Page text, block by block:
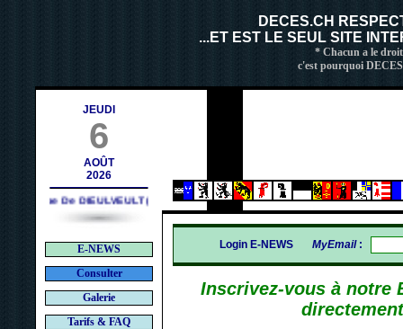
DECES.CH
...ET EST LE SEUL SITE
* Chacun a le
c'est pourquoi
JEUDI
6
AOÛT
2026
De DIEULVEULT (1985) - HIROSHIMA (1945)
E-NEWS
Consulter
Galerie
Tarifs & FAQ
Login E-NEWS MyEmail:
Inscrivez-vous à notre